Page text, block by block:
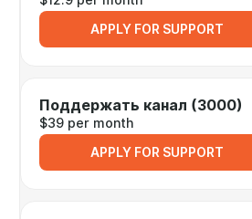
APPLY FOR SUPPORT
Поддержать канал (3000)
$39 per month
APPLY FOR SUPPORT